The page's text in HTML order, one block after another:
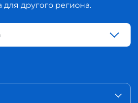
другого региона.